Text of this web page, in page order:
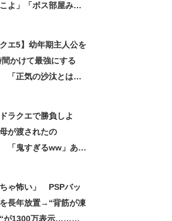
こよ」「ボス部屋みた
クエ5】幼年期主人公を
かけて最強にする
正気の沙汰とは思
ラクエで勝負しよ
が渡されたの
鬼すぎるww」あり
ちゃ怖い」 PSPバッ
長年放置→“背筋が凍
“が1300万表示……